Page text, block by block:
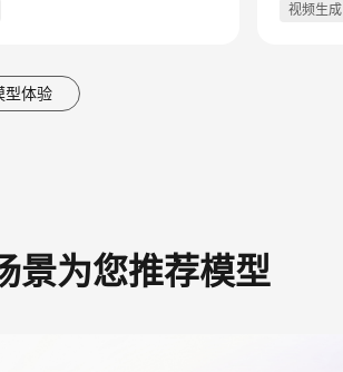
视频生成
型体验
景为您推荐模型